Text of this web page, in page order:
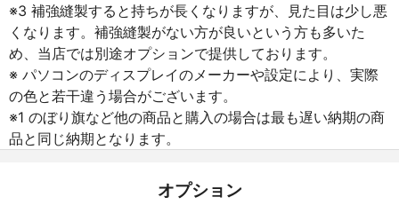
※3 補強縫製すると持ちが長くなりますが、見た目は少し悪
くなります。補強縫製がない方が良いという方も多いた
め、当店では別途オプションで提供しております。
※ パソコンのディスプレイのメーカーや設定により、実際
の色と若干違う場合がございます。
※1 のぼり旗など他の商品と購入の場合は最も遅い納期の商
品と同じ納期となります。
オプション